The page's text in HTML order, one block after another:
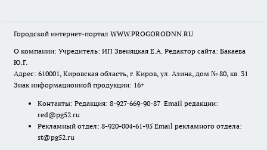
Городской интернет-портал WWW.PROGORODNN.RU
О компании: Учредитель: ИП Звеняцкая Е.А. Редактор сайта: Бакаева
Ю.Г.
Адрес: 610001, Кировская область, г. Киров, ул. Азина, дом № 80, кв. 31
Знак информационной продукции: 16+
Контакты: Редакция: 8-927-669-90-87 Email редакции:
red@pg52.ru
Рекламный отдел: 8-920-004-61-95 Email рекламного отдела:
st@pg52.ru